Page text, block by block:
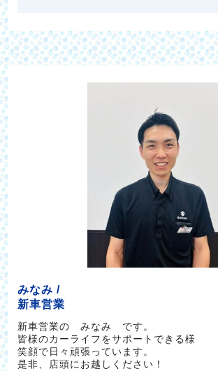
みなみ /
新車営業
新車営業の みなみ です。
皆様のカーライフをサポートできる様
笑顔で日々頑張っています。
是非、店頭にお越しください！